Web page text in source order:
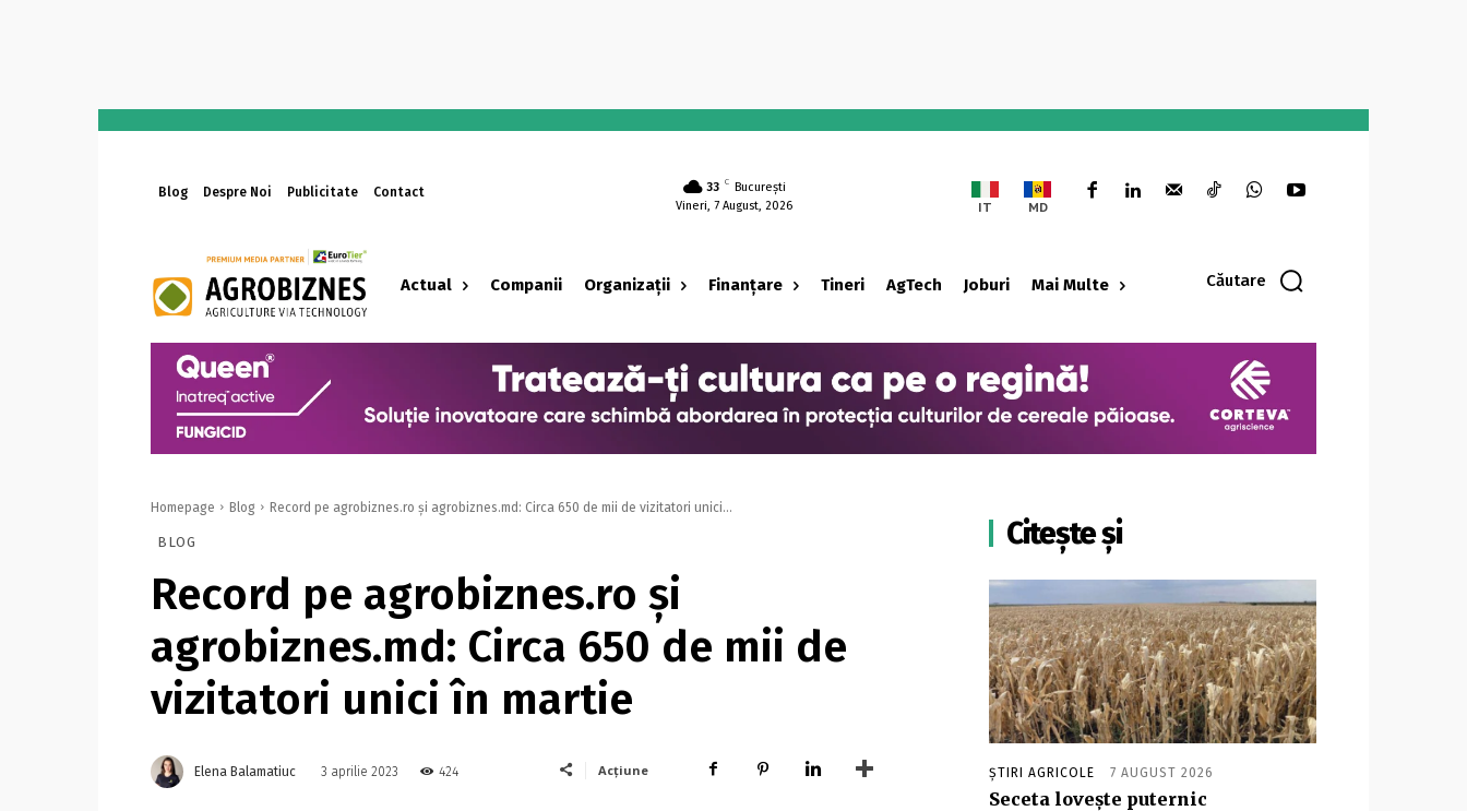
Blog Despre Noi Publicitate Contact 33 C
București
Vineri, 7 August, 2026
IT MD
Actual Companii Organizații Finanțare Tineri AgTech Joburi Mai Multe Căutare
-
Homepage Blog Record pe agrobiznes.ro și agrobiznes.md: Circa 650 de mii de vizitatori unici...
BLOG
Record pe agrobiznes.ro și
agrobiznes.md: Circa 650 de mii de
vizitatori unici în martie
Elena Balamatiuc 3 aprilie 2023 424 Acțiune
Citește și
ȘTIRI AGRICOLE 7 AUGUST 2026
Seceta lovește puternic